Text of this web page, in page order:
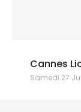
Cannes
Samedi 27